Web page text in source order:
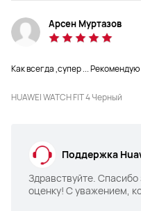
Арсен Муртазов
Как всегда ,супер ... Рекомендую
HUAWEI WATCH FIT 4 Черный
Поддержка
Здравствуйте.
оценку! С уважением,